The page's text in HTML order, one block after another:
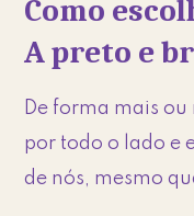
Como
A preto e
De forma mais ou
por todo o lado e
de nós, mesmo